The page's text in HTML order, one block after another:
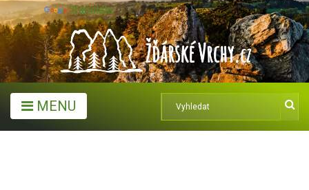
Translate
MENU